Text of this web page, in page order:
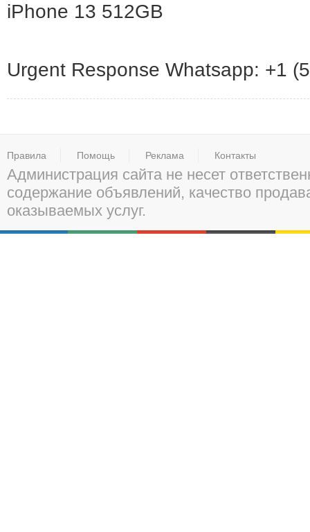
iPhone 13 512GB
Urgent Response Whatsapp: +1
Правила Помощь Реклама Контакты
Администрация сайта не несет
содержание объявлений, качество
оказываемых услуг.